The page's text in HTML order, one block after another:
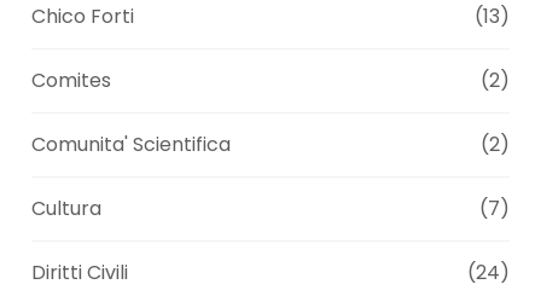
Chico Forti (13)
Comites (2)
Comunita' Scientifica (2)
Cultura (7)
Diritti Civili (24)